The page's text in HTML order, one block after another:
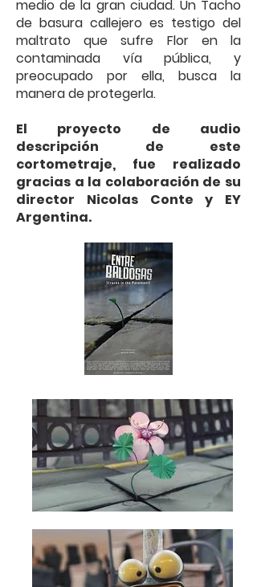
medio de la gran ciudad. Un Tacho
de basura callejero es testigo del
maltrato que sufre Flor en la
contaminada vía pública, y
preocupado por ella, busca la
manera de protegerla.
El proyecto de audio
descripción de este
cortometraje, fue realizado
gracias a la colaboración de su
director Nicolas Conte y EY
Argentina.